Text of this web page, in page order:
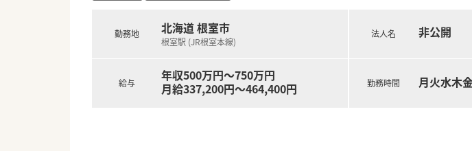
勤務地 北海道 根室市
根室駅 (JR根室本線)
給与
年収500万円～750万円
月給337,200円～464,400円
法人名 非公開
勤務時間 月火水木金